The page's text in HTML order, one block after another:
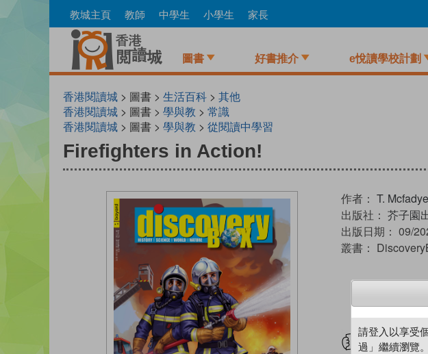
to
教城主頁 教師 中學生 小學生 家長
圖書 好書推介 e悅讀學校計劃
香港閱讀城 > 圖書 > 生活百科 > 其他
香港閱讀城 > 圖書 > 學與教 > 常識
香港閱讀城 > 圖書 > 學與教 > 從閱讀中學習
Firefighters in Action!
作者： T.
出版社： 芥子園
出版日期： 09/
叢書：
試
請登入以享受
過」繼續瀏覽。